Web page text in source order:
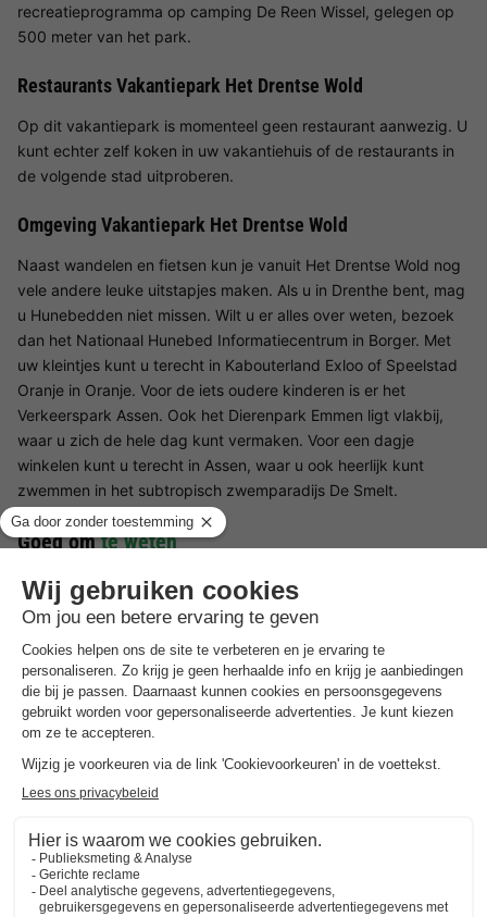
recreatieprogramma op camping De Reen Wissel, gelegen op
500 meter van het park.
Restaurants Vakantiepark Het Drentse Wold
Op dit vakantiepark is momenteel geen restaurant aanwezig. U
kunt echter zelf koken in uw vakantiehuis of de restaurants in
de volgende stad uitproberen.
Omgeving Vakantiepark Het Drentse Wold
Naast wandelen en fietsen kun je vanuit Het Drentse Wold nog
vele andere leuke uitstapjes maken. Als u in Drenthe bent, mag
u Hunebedden niet missen. Wilt u er alles over weten, bezoek
dan het Nationaal Hunebed Informatiecentrum in Borger. Met
uw kleintjes kunt u terecht in Kabouterland Exloo of Speelstad
Oranje in Oranje. Voor de iets oudere kinderen is er het
Verkeerspark Assen. Ook het Dierenpark Emmen ligt vlakbij,
waar u zich de hele dag kunt vermaken. Voor een dagje
winkelen kunt u terecht in Assen, waar u ook heerlijk kunt
zwemmen in het subtropisch zwemparadijs De Smelt.
Goed omte weten
Groepen
Indien u als groep op het vakantiepark wenst te verblijven,
kan groepen weigeren of een hogere borg in rekening brengen.
Jongeren
Reserveringen kunnen uitsluitend gemaakt worden door
personen die ouder zijn dan 21 jaar.
In de meeste accommodaties zijn huisdieren toegestaan.
Wanneer u een huisdier wilt meenemen betaalt u een
huisdiertoeslag per huisdier per nacht. Wanneer u tijdens het
maken van de reservering geen huisdieren kunt bijboeken, zijn